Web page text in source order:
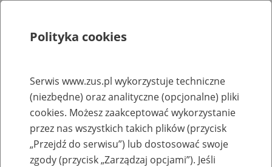
Rejestry, ewidencje i archiwa
Baza zlikwidowanych lub
przekształconych zakładów pracy
Polityka cookies
Serwis www.zus.pl wykorzystuje techniczne
(niezbędne) oraz analityczne (opcjonalne) pliki
cookies. Możesz zaakceptować wykorzystanie
przez nas wszystkich takich plików (przycisk
„Przejdź do serwisu”) lub dostosować swoje
zgody (przycisk „Zarządzaj opcjami”). Jeśli